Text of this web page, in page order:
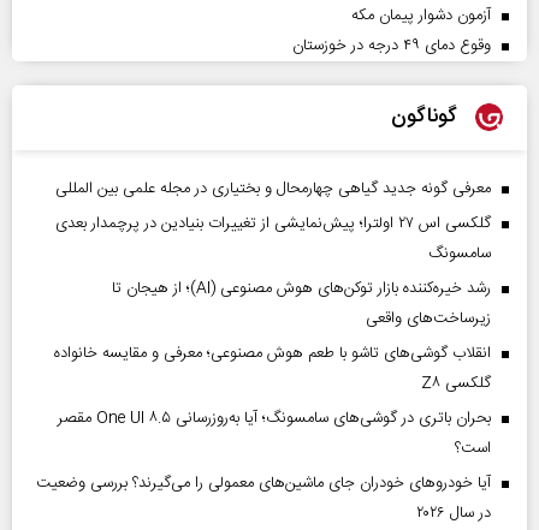
آزمون دشوار پیمان مکه
وقوع دمای ۴۹ درجه در خوزستان
گوناگون
معرفی گونه جدید گیاهی چهارمحال و بختیاری در مجله علمی بین المللی
گلکسی اس ۲۷ اولترا؛ پیش‌نمایشی از تغییرات بنیادین در پرچمدار بعدی
سامسونگ
رشد خیره‌کننده بازار توکن‌های هوش مصنوعی (AI)؛ از هیجان تا
زیرساخت‌های واقعی
انقلاب گوشی‌های تاشو‌ با طعم هوش مصنوعی؛ معرفی و مقایسه خانواده
گلکسی Z۸
بحران باتری در گوشی‌های سامسونگ؛ آیا به‌روزرسانی One UI ۸.۵ مقصر
است؟
آیا خودروهای خودران جای ماشین‌های معمولی را می‌گیرند؟ بررسی وضعیت
در سال ۲۰۲۶